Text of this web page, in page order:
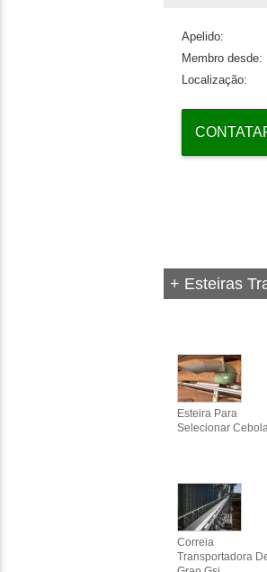
Apelido:
Membro desde:
Localização:
+ Esteiras
Esteira Para
Selecionar
Correia
Transportadora